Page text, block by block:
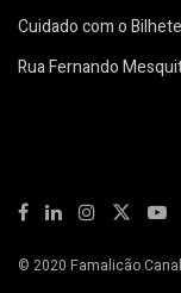
Cuidado com o
Rua Fernando
© 2020 Famalicão Canal